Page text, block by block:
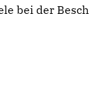
bei der